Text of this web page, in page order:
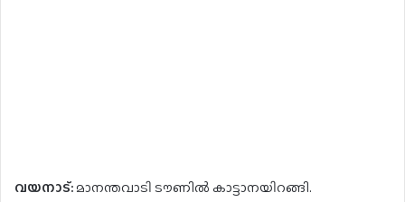
വയനാട്:മാനന്തവാടി ടൗണില്‍ കാട്ടാനയിറങ്ങി.